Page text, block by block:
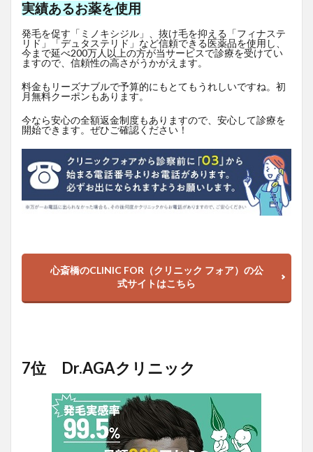
実績あるお薬を使用
発毛を促す「ミノキシジル」、抜け毛を抑える「フィナステ
リド」「デュタステリド」など信頼できる医薬品を使用し、
今まで延べ200万人以上の方が当サービスで診療を受けてい
ますので、信頼性の高さがうかがえます。
料金もリーズナブルで予算的にもとてもうれしいですね。初
月無料クーポンもあります。
今なら安心の全額返金制度もありますので、安心して診療を
開始できます。ぜひご確認ください！
心斎橋のCLINIC FOR（クリニック フォア）の公
式サイトはこちら
7位 Dr.AGAクリニック